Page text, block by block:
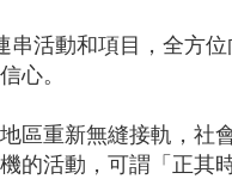
活動和項目，全方
心。
區重新無縫接軌，社
的活動，可謂「正其時